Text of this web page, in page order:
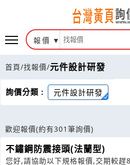
報價
首頁/找報價/元件設計研發
詢價分類 : 元件設計研發
歡迎報價(約有301筆詢價)
不鏽鋼防震接頭(法蘭型)
您好,請協助以下規格報價,交期較